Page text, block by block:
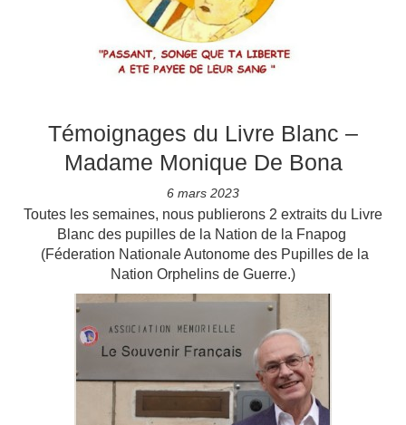
Témoignages du Livre Blanc –
Madame Monique De Bona
6 mars 2023
Toutes les semaines, nous publierons 2 extraits du Livre
Blanc des pupilles de la Nation de la Fnapog
(Féderation Nationale Autonome des Pupilles de la
Nation Orphelins de Guerre.)